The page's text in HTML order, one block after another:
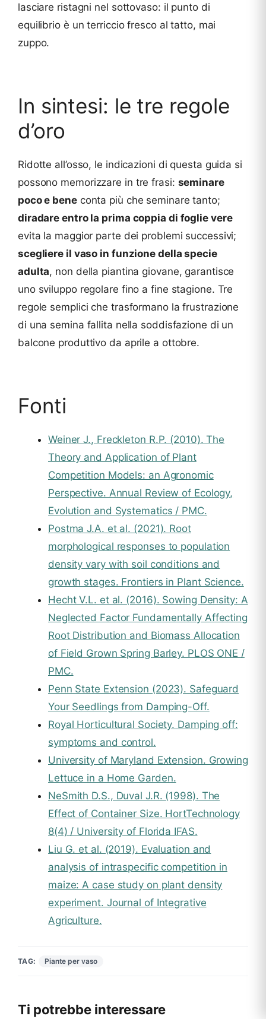
lasciare ristagni nel sottovaso: il punto di
equilibrio è un terriccio fresco al tatto, mai
zuppo.
In sintesi: le tre regole
d’oro
Ridotte all’osso, le indicazioni di questa guida si
possono memorizzare in tre frasi: seminare
poco e beneconta più che seminare tanto;
diradare entro la prima coppia di foglie vere
evita la maggior parte dei problemi successivi;
scegliere il vaso in funzione della specie
adulta, non della piantina giovane, garantisce
uno sviluppo regolare fino a fine stagione. Tre
regole semplici che trasformano la frustrazione
di una semina fallita nella soddisfazione di un
balcone produttivo da aprile a ottobre.
Fonti
Weiner J., Freckleton R.P. (2010). The
Theory and Application of Plant
Competition Models: an Agronomic
Perspective. Annual Review of Ecology,
Evolution and Systematics / PMC.
Postma J.A. et al. (2021). Root
morphological responses to population
density vary with soil conditions and
growth stages. Frontiers in Plant Science.
Hecht V.L. et al. (2016). Sowing Density: A
Neglected Factor Fundamentally Affecting
Root Distribution and Biomass Allocation
of Field Grown Spring Barley. PLOS ONE /
PMC.
Penn State Extension (2023). Safeguard
Your Seedlings from Damping-Off.
Royal Horticultural Society. Damping off:
symptoms and control.
University of Maryland Extension. Growing
Lettuce in a Home Garden.
NeSmith D.S., Duval J.R. (1998). The
Effect of Container Size. HortTechnology
8(4) / University of Florida IFAS.
Liu G. et al. (2019). Evaluation and
analysis of intraspecific competition in
maize: A case study on plant density
experiment. Journal of Integrative
Agriculture.
TAG: Piante per vaso
Ti potrebbe interessare